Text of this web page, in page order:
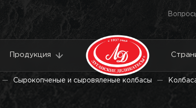
Продукция
Сырокопченые и сыровяленые колбасы